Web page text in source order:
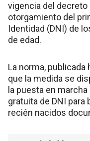
vigencia del decreto
otorgamiento del
Identidad (DNI) de
de edad.
La norma, publicada
que la medida se
la puesta en
gratuita de DNI
recién nacidos